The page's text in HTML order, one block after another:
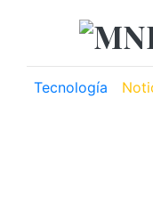
Tecnología